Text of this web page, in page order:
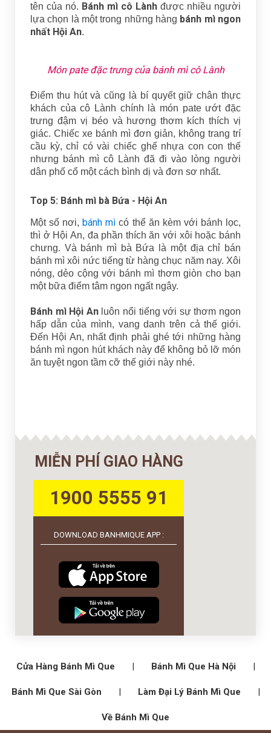
tên của nó. Bánh mì cô Lành được nhiều người
lựa chọn là một trong những hàng bánh mì ngon
nhất Hội An.
Món pate đặc trưng của bánh mì cô Lành
Điểm thu hút và cũng là bí quyết giữ chân thực
khách của cô Lành chính là món pate ướt đặc
trưng đậm vị béo và hương thơm kích thích vị
giác. Chiếc xe bánh mì đơn giản, không trang trí
cầu kỳ, chỉ có vài chiếc ghế nhựa con con thế
nhưng bánh mì cô Lành đã đi vào lòng người
dân phố cổ một cách bình dị và đơn sơ nhất.
Top 5: Bánh mì bà Bứa - Hội An
Một số nơi, bánh mì có thể ăn kèm với bánh lọc,
thì ở Hội An, đa phần thích ăn với xôi hoặc bánh
chưng. Và bánh mì bà Bứa là một địa chỉ bán
bánh mì xôi nức tiếng từ hàng chục năm nay. Xôi
nóng, dẻo cộng với bánh mì thơm giòn cho bạn
một bữa điểm tâm ngon ngất ngây.
Bánh mì Hội Anluôn nổi tiếng với sự thơm ngon
hấp dẫn của mình, vang danh trên cả thế giới.
Đến Hội An, nhất định phải ghé tới những hàng
bánh mì ngon hút khách này để không bỏ lỡ món
ăn tuyệt ngon tầm cỡ thế giới này nhé.
MIỄN PHÍ GIAO HÀNG
1900 5555 91
DOWNLOAD BANHMIQUE APP :
Cửa Hàng Bánh Mì Que | Bánh Mì Que Hà Nội |
Bánh Mì Que Sài Gòn | Làm Đại Lý Bánh Mì Que |
Về Bánh Mì Que